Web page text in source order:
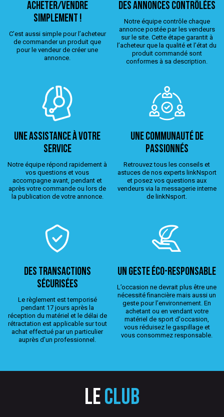
ACHETER/VENDRE
simplement !
C’est aussi simple pour l’acheteur
de commander un produit que
pour le vendeur de créer une
annonce.
Des annonces contrôlées
Notre équipe contrôle chaque
annonce postée par les vendeurs
sur le site. Cette étape garantit à
l’acheteur que la qualité et l’état du
produit commandé sont
conformes à sa description.
Une assistance à votre
service
Notre équipe répond rapidement à
vos questions et vous
accompagne avant, pendant et
après votre commande ou lors de
la publication de votre annonce.
Une Communauté de
passionnés
Retrouvez tous les conseils et
astuces de nos experts linkNsport
et posez vos questions aux
vendeurs via la messagerie interne
de linkNsport.
Des transactions
sécurisées
Le règlement est temporisé
pendant 17 jours après la
réception du matériel et le délai de
rétractation est applicable sur tout
achat effectué par un particulier
auprès d’un professionnel.
Un geste éco-responsable
L’occasion ne devrait plus être une
nécessité financière mais aussi un
geste pour l’environnement. En
achetant ou en vendant votre
matériel de sport d'occasion,
vous réduisez le gaspillage et
vous consommez responsable.
Le club